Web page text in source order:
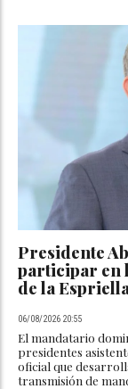
Presidente
participar en
de la
06/08/2026 20:55
El mandatario
presidentes
oficial que
transmisión de